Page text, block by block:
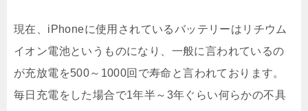
現在、iPhoneに使用されているバッテリーはリチウム
イオン電池というものになり、一般に言われているの
が充放電を500～1000回で寿命と言われております。
毎日充電をした場合で1年半～3年ぐらい何らかの不具